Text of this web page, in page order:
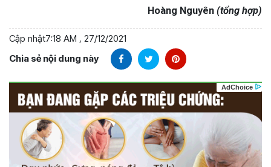
Hoàng Nguyên (tổng hợp)
Cập nhật7:18 AM , 27/12/2021
Chia sẻ nội dung này